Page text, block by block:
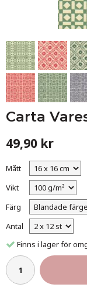
Carta
49,90 kr
Mått
Vikt
Färg
Antal
Finns i lager för